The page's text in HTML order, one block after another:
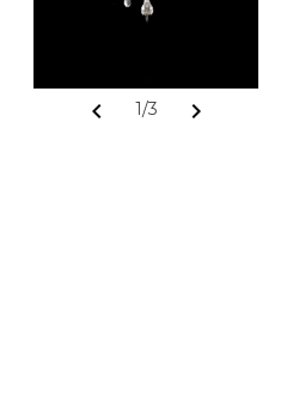
chevron_left 1/3 chevron_right